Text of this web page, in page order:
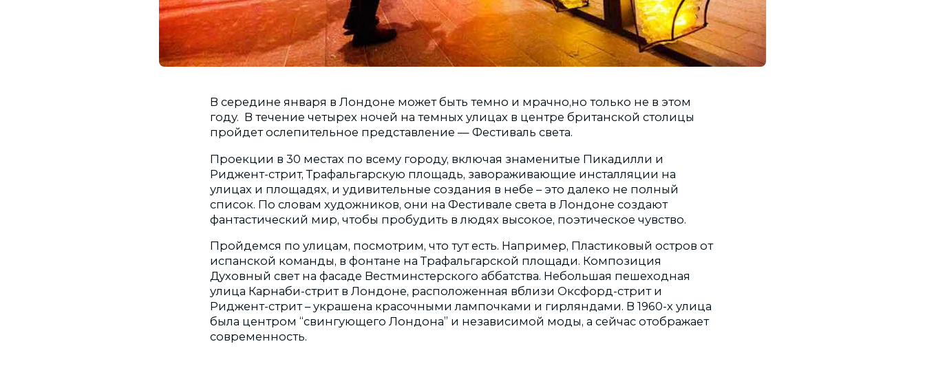
В середине января в Лондоне может быть темно и мрачно,но только не в этом
году. В течение четырех ночей на темных улицах в центре британской столицы
пройдет ослепительное представление — Фестиваль света.
Проекции в 30 местах по всему городу, включая знаменитые Пикадилли и
Риджент-стрит, Трафальгарскую площадь, завораживающие инсталляции на
улицах и площадях, и удивительные создания в небе – это далеко не полный
список. По словам художников, они на Фестивале света в Лондоне создают
фантастический мир, чтобы пробудить в людях высокое, поэтическое чувство.
Пройдемся по улицам, посмотрим, что тут есть. Например, Пластиковый остров от
испанской команды, в фонтане на Трафальгарской площади. Композиция
Духовный свет на фасаде Вестминстерского аббатства. Небольшая пешеходная
улица Карнаби-стрит в Лондоне, расположенная вблизи Оксфорд-стрит и
Риджент-стрит – украшена красочными лампочками и гирляндами. В 1960-х улица
была центром “свингующего Лондона” и независимой моды, а сейчас отображает
современность.